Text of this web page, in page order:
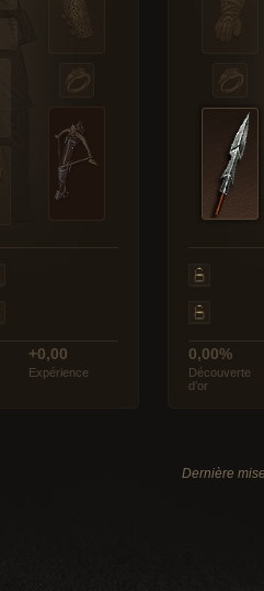
+0,00
Expérience
0,00%
Découverte
d’or
Dernière